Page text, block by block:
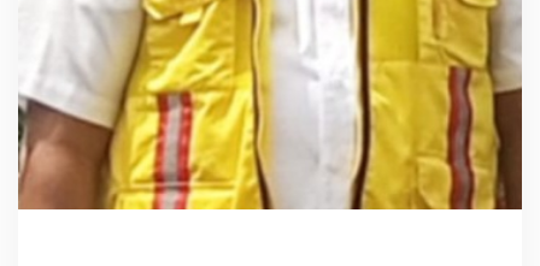
a
n
T
a
n
g
a
n
i